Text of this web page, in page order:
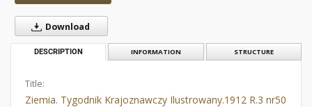
Download
DESCRIPTION INFORMATION STRUCTURE
Title:
Ziemia. Tygodnik Krajoznawczy Ilustrowany.1912 R.3 nr50